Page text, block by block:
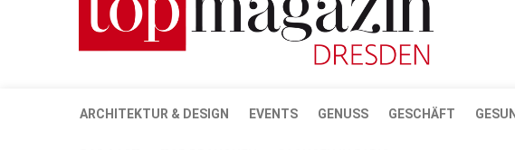
ARCHITEKTUR & DESIGN EVENTS GENUSS GESCHÄFT